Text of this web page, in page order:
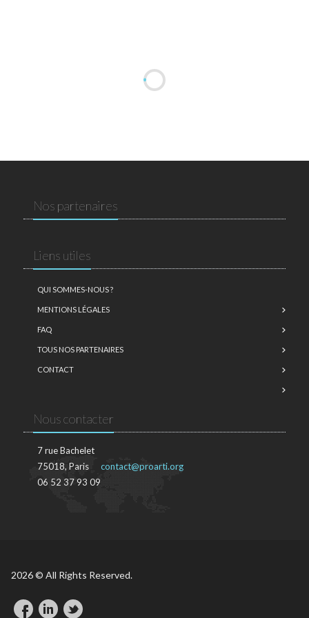
Nos partenaires
Liens utiles
QUI SOMMES-NOUS ?
MENTIONS LÉGALES
FAQ
TOUS NOS PARTENAIRES
CONTACT
Nous contacter
7 rue Bachelet
75018, Paris
06 52 37 93 09
contact@proarti.org
2026 © All Rights Reserved.